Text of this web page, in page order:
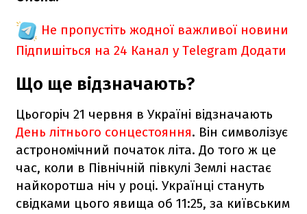
Не пропустіть жодної важливої новини
Підпишіться на 24 Канал у Telegram Додати
Що ще відзначають?
Цьогоріч 21 червня в Україні відзначають
День літнього сонцестояння. Він символізує
астрономічний початок літа. До того ж це
час, коли в Північній півкулі Землі настає
найкоротша ніч у році. Українці стануть
свідками цього явища об 11:25, за київським